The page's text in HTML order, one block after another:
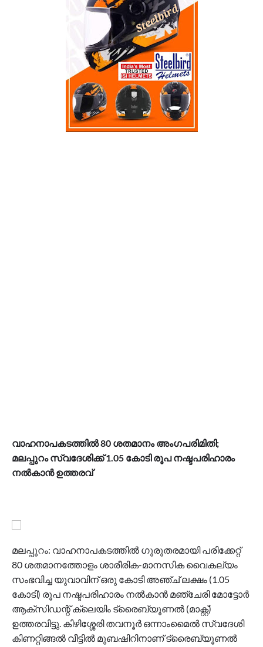
വാഹനാപകടത്തില്‍ 80 ശതമാനം അംഗപരിമിതി;
മലപ്പുറം സ്വദേശിക്ക് 1.05 കോടി രൂപ നഷ്ടപരിഹാരം
നല്‍കാന്‍ ഉത്തരവ്
മലപ്പുറം: വാഹനാപകടത്തില്‍ ഗുരുതരമായി പരിക്കേറ്റ്
80 ശതമാനത്തോളം ശാരീരിക-മാനസിക വൈകല്യം
സംഭവിച്ച യുവാവിന് ഒരു കോടി അഞ്ച് ലക്ഷം (1.05
കോടി) രൂപ നഷ്ടപരിഹാരം നല്‍കാന്‍ മഞ്ചേരി മോട്ടോര്‍
ആക്‌സിഡന്റ് ക്ലെയിം ട്രൈബ്യൂണല്‍ (മാക്റ്റ്)
ഉത്തരവിട്ടു. കിഴിശ്ശേരി തവനൂര്‍ ഒന്നാംമൈല്‍ സ്വദേശി
കിണറ്റിങ്ങല്‍ വീട്ടില്‍ മുബഷിറിനാണ് ട്രൈബ്യൂണല്‍